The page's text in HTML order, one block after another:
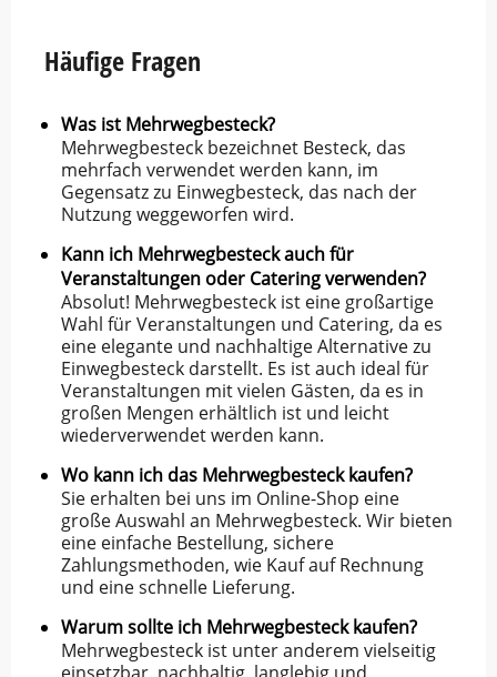
Häufige Fragen
Was ist Mehrwegbesteck?
Mehrwegbesteck bezeichnet Besteck, das
mehrfach verwendet werden kann, im
Gegensatz zu Einwegbesteck, das nach der
Nutzung weggeworfen wird.
Kann ich Mehrwegbesteck auch für
Veranstaltungen oder Catering verwenden?
Absolut! Mehrwegbesteck ist eine großartige
Wahl für Veranstaltungen und Catering, da es
eine elegante und nachhaltige Alternative zu
Einwegbesteck darstellt. Es ist auch ideal für
Veranstaltungen mit vielen Gästen, da es in
großen Mengen erhältlich ist und leicht
wiederverwendet werden kann.
Wo kann ich das Mehrwegbesteck kaufen?
Sie erhalten bei uns im Online-Shop eine
große Auswahl an Mehrwegbesteck. Wir bieten
eine einfache Bestellung, sichere
Zahlungsmethoden, wie Kauf auf Rechnung
und eine schnelle Lieferung.
Warum sollte ich Mehrwegbesteck kaufen?
Mehrwegbesteck ist unter anderem vielseitig